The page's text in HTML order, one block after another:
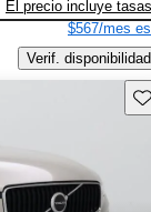
El precio incluye tasas
$567/mes
Verif. disponibilidad